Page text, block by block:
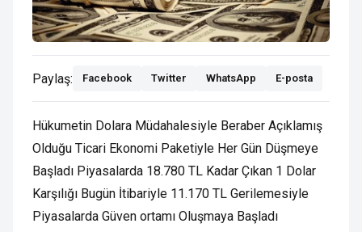
Paylaş: Facebook Twitter WhatsApp E-posta
Hükumetin Dolara Müdahalesiyle Beraber Açıklamış
Olduğu Ticari Ekonomi Paketiyle Her Gün Düşmeye
Başladı Piyasalarda 18.780 TL Kadar Çıkan 1 Dolar
Karşılığı Bugün İtibariyle 11.170 TL Gerilemesiyle
Piyasalarda Güven ortamı Oluşmaya Başladı